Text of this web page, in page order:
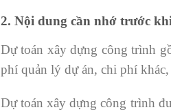
2. Nội dung cần nhớ trước
Dự toán xây dựng công trình
phí quản lý dự án, chi phí
Dự toán xây dựng công trình